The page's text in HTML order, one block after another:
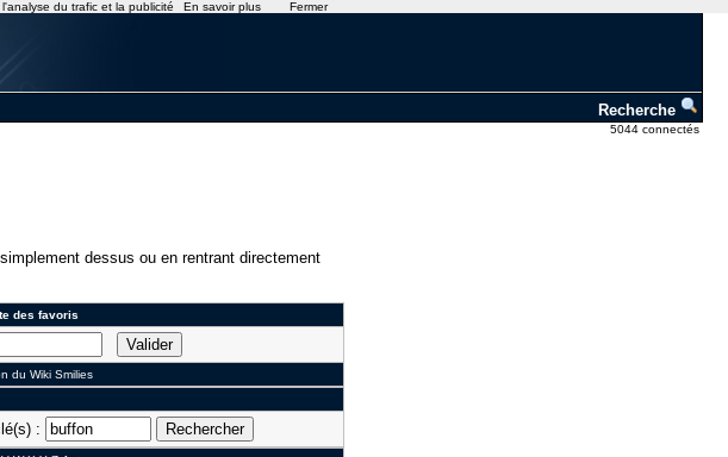
Recherche
5044 connectés
dessus ou en rentrant directement
des favoris
du Wiki Smilies
:
du trafic et la publicité En savoir plus Fermer